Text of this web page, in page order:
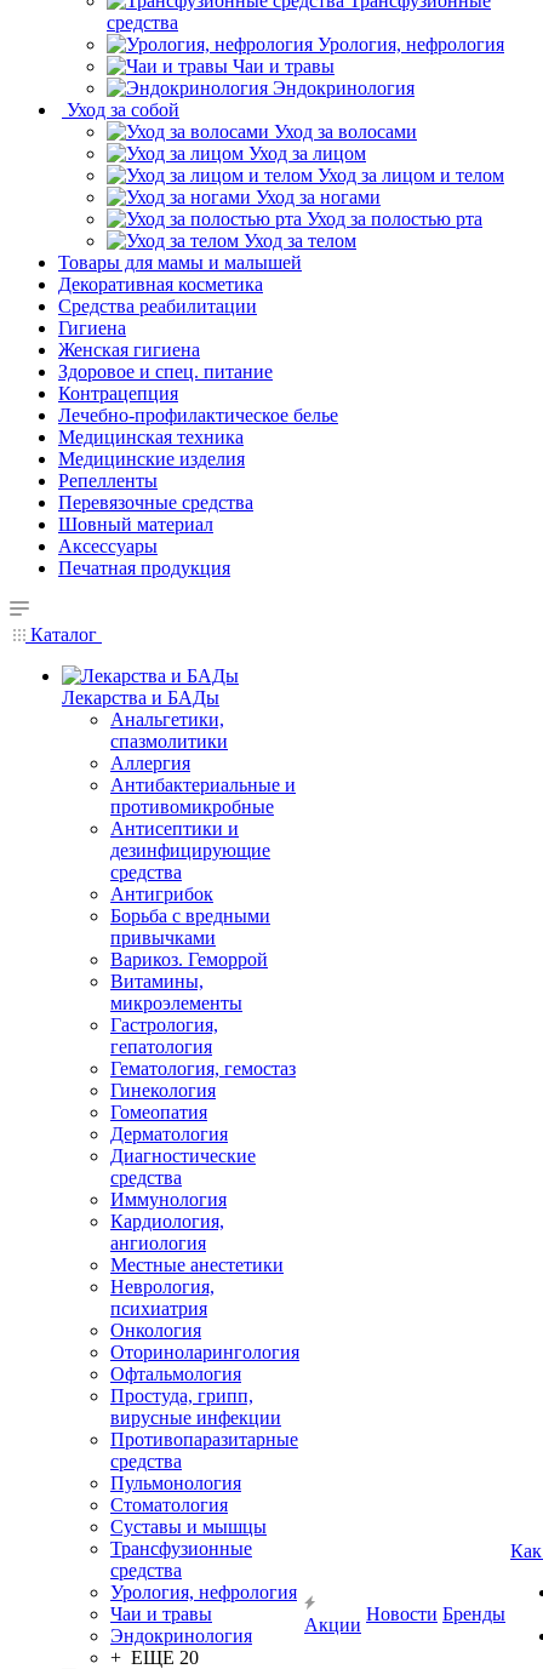
средства
Урология, нефрология
Чаи и травы
Эндокринология
Уход за собой
Уход за волосами
Уход за лицом
Уход за лицом и телом
Уход за ногами
Уход за полостью рта
Уход за телом
Товары для мамы и малышей
Декоративная косметика
Средства реабилитации
Гигиена
Женская гигиена
Здоровое и спец. питание
Контрацепция
Лечебно-профилактическое белье
Медицинская техника
Медицинские изделия
Репелленты
Перевязочные средства
Шовный материал
Аксессуары
Печатная продукция
Каталог
Лекарства и БАДы
Анальгетики,
спазмолитики
Аллергия
Антибактериальные и
противомикробные
Антисептики и
дезинфицирующие
средства
Антигрибок
Борьба с вредными
привычками
Варикоз. Геморрой
Витамины,
микроэлементы
Гастрология,
гепатология
Гематология, гемостаз
Гинекология
Гомеопатия
Дерматология
Диагностические
средства
Иммунология
Кардиология,
ангиология
Местные анестетики
Неврология,
психиатрия
Онкология
Оториноларингология
Офтальмология
Простуда, грипп,
вирусные инфекции
Противопаразитарные
средства
Пульмонология
Стоматология
Суставы и мышцы
Трансфузионные
средства
Урология, нефрология
Чаи и травы
Эндокринология
+ ЕЩЕ 20
Акции
Новости Бренды